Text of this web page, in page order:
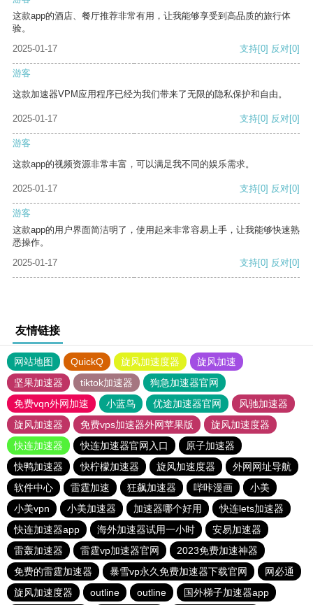
这款app的酒店、餐厅推荐非常有用，让我能够享受到高品质的旅行体
验。
2025-01-17
支持[0] 反对[0]
游客
这款加速器VPM应用程序已经为我们带来了无限的隐私保护和自由。
2025-01-17 支持[0] 反对[0]
游客
这款app的视频资源非常丰富，可以满足我不同的娱乐需求。
2025-01-17 支持[0] 反对[0]
游客
这款app的用户界面简洁明了，使用起来非常容易上手，让我能够快速熟
悉操作。
2025-01-17
支持[0] 反对[0]
友情链接
网站地图 QuickQ 旋风加速度器
旋风加速
坚果加速器
tiktok加速器
狗急加速器官网
免费vqn外网加速
小蓝鸟 优途加速器官网
风驰加速器
旋风加速器
免费vps加速器外网苹果版
旋风加速度器
快连加速器
快连加速器官网入口
原子加速器
快鸭加速器
快柠檬加速器 旋风加速度器
外网网址导航
软件中心
雷霆加速 狂飙加速器 哔咔漫画
小美
小美vpn
小美加速器 加速器哪个好用
快连lets加速器
快连加速器app
海外加速器试用一小时
安易加速器
雷轰加速器
雷霆vp加速器官网
2023免费加速神器
免费的雷霆加速器
暴雪vp永久免费加速器下载官网
网必通
旋风加速度器
outline outline 国外梯子加速器app